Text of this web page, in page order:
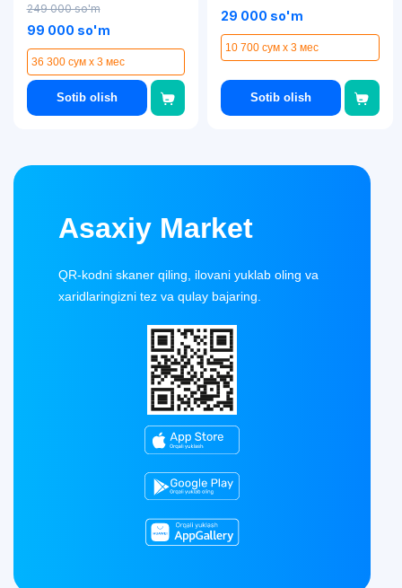
249 000 so'm
99 000 so'm
36 300 сум x 3 мес
Sotib olish
29 000 so'm
10 700 сум x 3 мес
Sotib olish
Asaxiy Market
QR-kodni skaner qiling, ilovani yuklab oling va
xaridlaringizni tez va qulay bajaring.